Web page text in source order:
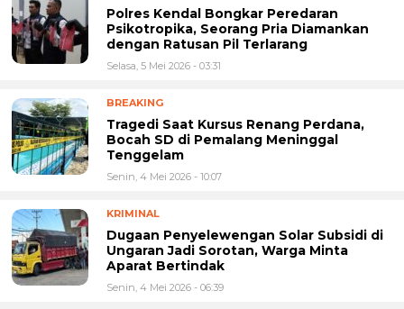
Polres Kendal Bongkar Peredaran
Psikotropika, Seorang Pria Diamankan
dengan Ratusan Pil Terlarang
Selasa, 5 Mei 2026 - 03:31
BREAKING
Tragedi Saat Kursus Renang Perdana,
Bocah SD di Pemalang Meninggal
Tenggelam
Senin, 4 Mei 2026 - 10:07
KRIMINAL
Dugaan Penyelewengan Solar Subsidi di
Ungaran Jadi Sorotan, Warga Minta
Aparat Bertindak
Senin, 4 Mei 2026 - 06:39